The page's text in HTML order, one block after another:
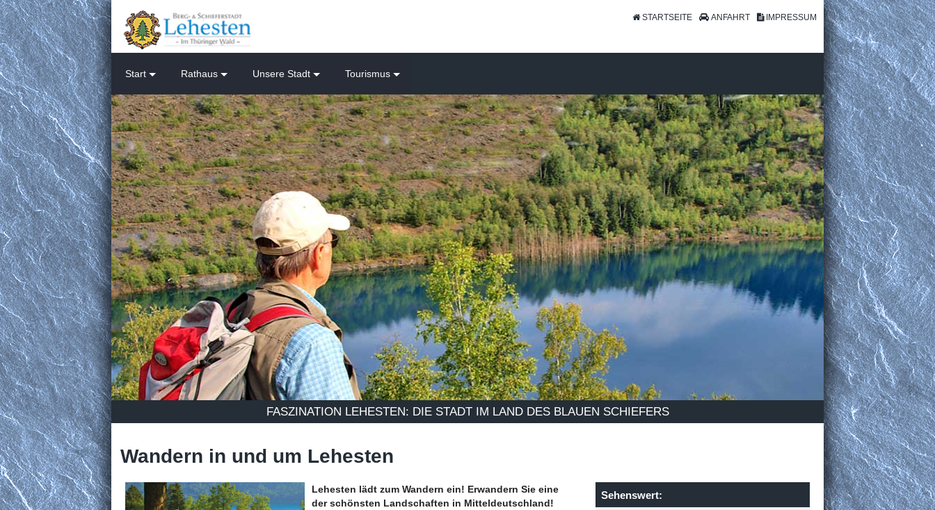
STARTSEITE ANFAHRT IMPRESSUM
Start Rathaus Unsere Stadt Tourismus
FASZINATION LEHESTEN: DIE STADT IM LAND DES BLAUEN SCHIEFERS
Wandern in und um Lehesten
Lehesten lädt zum Wandern ein! Erwandern Sie eine
der schönsten Landschaften in Mitteldeutschland!
Sehenswert: